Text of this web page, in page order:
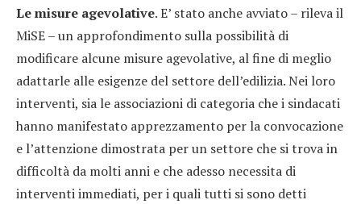
Le misure agevolative. E’ stato anche avviato – rileva il
MiSE – un approfondimento sulla possibilità di
modificare alcune misure agevolative, al fine di meglio
adattarle alle esigenze del settore dell’edilizia. Nei loro
interventi, sia le associazioni di categoria che i sindacati
hanno manifestato apprezzamento per la convocazione
e l’attenzione dimostrata per un settore che si trova in
difficoltà da molti anni e che adesso necessita di
interventi immediati, per i quali tutti si sono detti